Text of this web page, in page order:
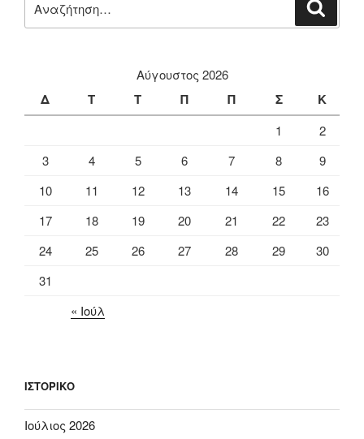
για:
Αύγουστος 2026
Δ Τ Τ Π Π Σ Κ
1
2
3
4 5 6 7 8
9
10
11 12 13 14 15
16
17
18 19 20 21 22
23
24
25 26 27 28 29
30
31
« Ιούλ
ΙΣΤΟΡΙΚΌ
Ιούλιος 2026